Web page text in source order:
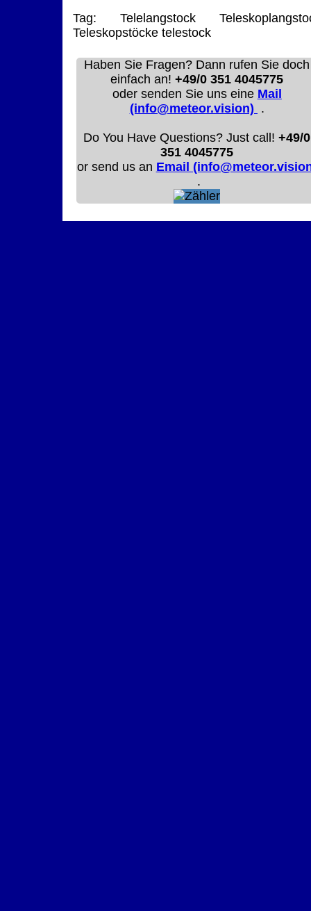
Tag:
Telelangstock
Teleskopstöcketelestock
Haben Sie Fragen? Dann rufen Sie doch
einfach an!+49/0 351 4045775
oder senden Sie uns eine Mail
(info@meteor.vision) .
Do You Have Questions? Just call!+49/0
351 4045775
or send us an Email
.